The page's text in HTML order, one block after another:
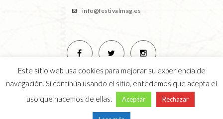
info@festivalmag.es
Este sitio web usa cookies para mejorar su experiencia de
navegación. Si continúa usando el sitio, entedemos que acepta el
uso que hacemos de ellas.
Aceptar Rechazar